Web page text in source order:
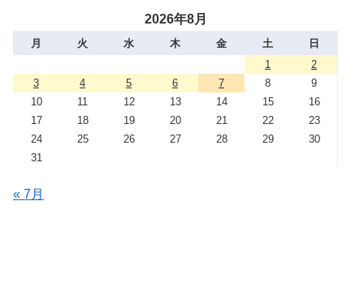
2026年8月
月 火 水 木 金 土
日
1
2
3
4 5 6 7 8
9
10
11 12 13 14 15
16
17
18 19 20 21 22
23
24
25 26 27 28 29
30
31
« 7月